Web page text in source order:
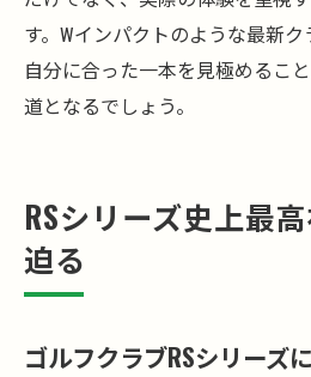
す。Wインパクトのような最新ク
自分に合った一本を見極めるこ
道となるでしょう。
RSシリーズ史上最
迫る
ゴルフクラブRSシリーズ